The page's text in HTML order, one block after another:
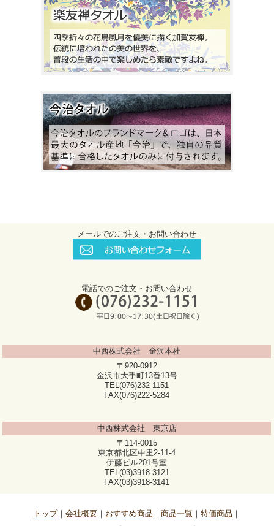
メールでのご注文・お問い合わせ
電話でのご注文・お問い合わせ
中西株式会社 金沢本社
〒920-0912
金沢市大手町13番13号
TEL(076)232-1151
FAX(076)222-5284
中西株式会社 東京店
〒114-0015
東京都北区中里2-11-4
伊藤ビル201号室
TEL(03)3918-3121
FAX(03)3918-3141
トップ 会社概要 おすすめ商品 商品一覧
特価商品